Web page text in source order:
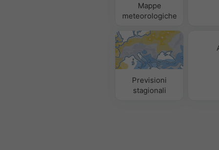
Mappe
meteorologiche
Previsioni
stagionali